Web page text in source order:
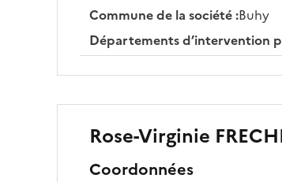
Commune de la société:Buhy
Départements d’intervention
Rose-Virginie
Coordonnées